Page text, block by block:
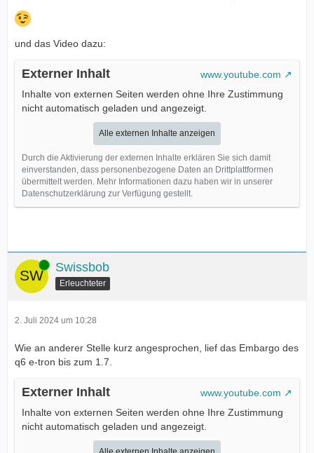
und das Video dazu:
Externer Inhalt
www.youtube.com
Inhalte von externen Seiten werden ohne Ihre Zustimmung
nicht automatisch geladen und angezeigt.
Alle externen Inhalte anzeigen
Durch die Aktivierung der externen Inhalte erklären Sie sich damit
einverstanden, dass personenbezogene Daten an Drittplattformen
übermittelt werden. Mehr Informationen dazu haben wir in unserer
Datenschutzerklärung zur Verfügung gestellt.
Online Swissbob
Erleuchteter
2. Juli 2024 um 10:28
Wie an anderer Stelle kurz angesprochen, lief das Embargo des
q6 e-tron bis zum 1.7.
Externer Inhalt
www.youtube.com
Inhalte von externen Seiten werden ohne Ihre Zustimmung
nicht automatisch geladen und angezeigt.